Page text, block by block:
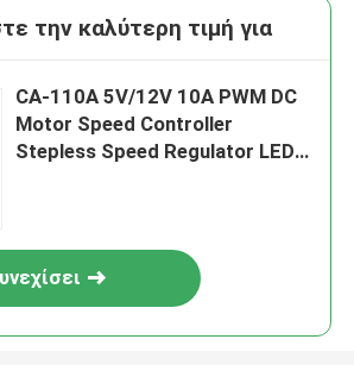
Υποβολή
την καλύτερη τιμή για
CA-110A 5V/12V 10A PWM DC
Motor Speed Controller
Stepless Speed Regulator LED